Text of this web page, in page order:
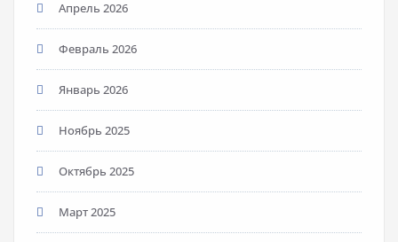
Апрель 2026
Февраль 2026
Январь 2026
Ноябрь 2025
Октябрь 2025
Март 2025